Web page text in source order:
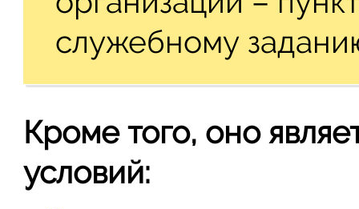
служебному
Кроме того, оно
условий: